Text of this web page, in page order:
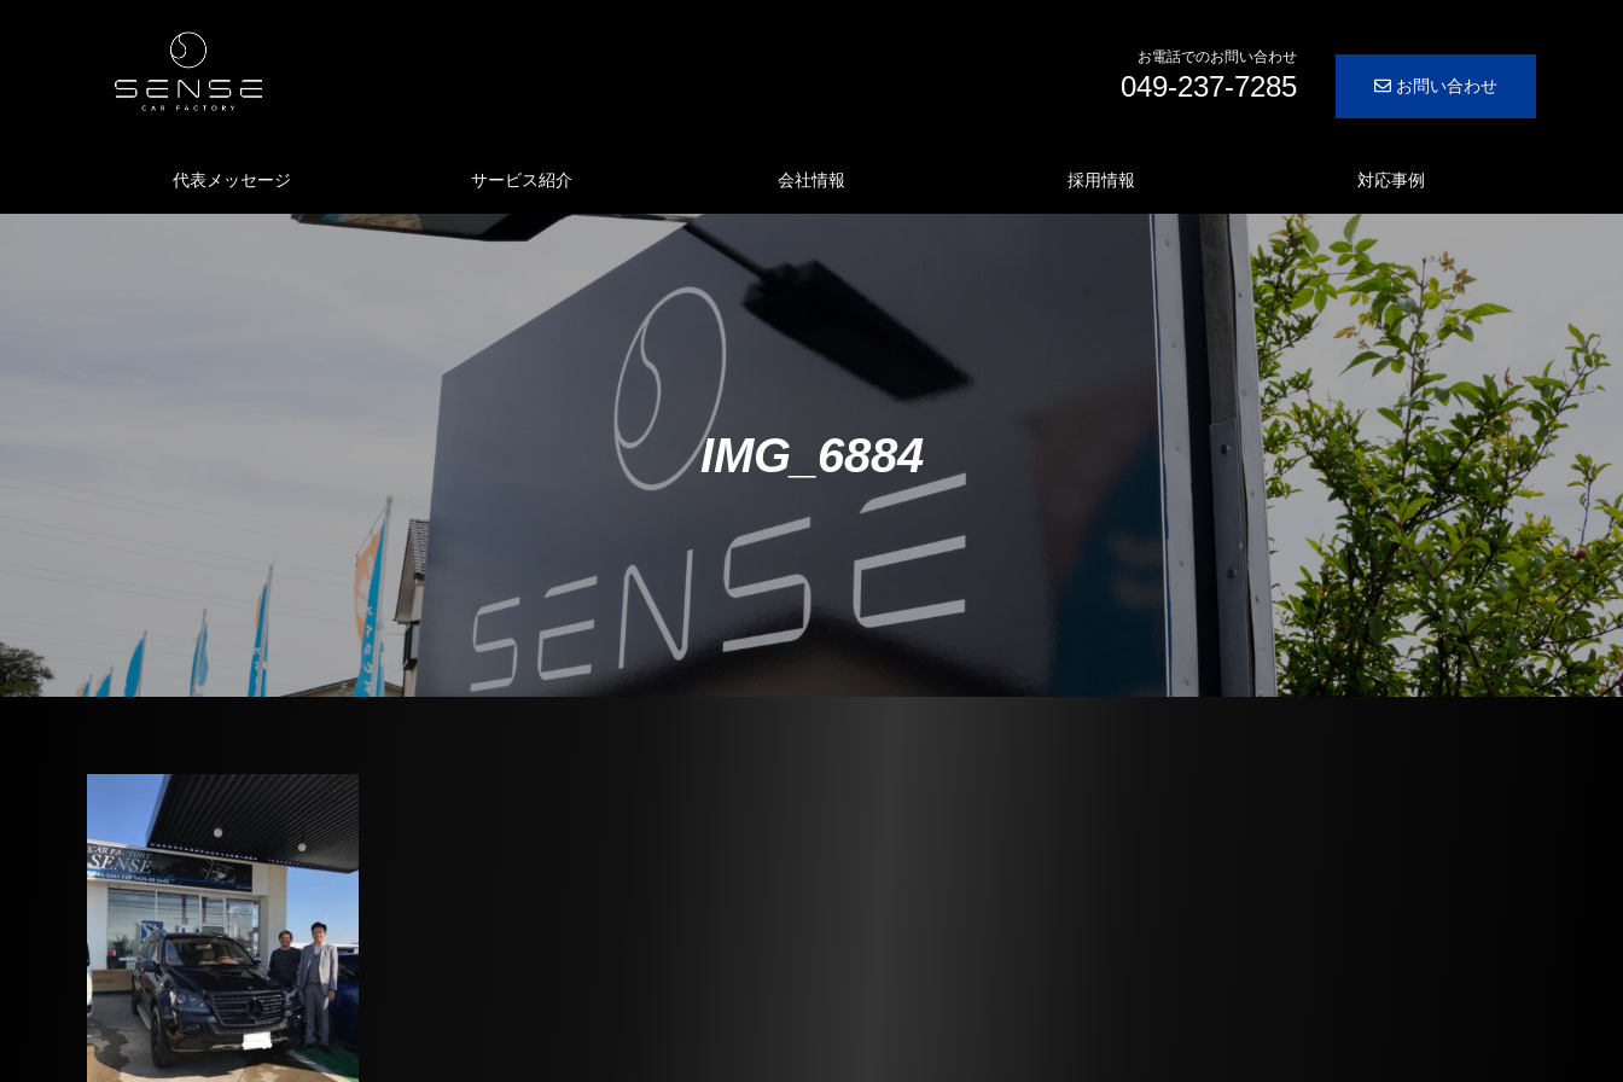
お電話でのお問い合わせ
049-237-7285 お問い合わせ
代表メッセージ サービス紹介 会社情報 採用情報 対応事例
IMG_6884